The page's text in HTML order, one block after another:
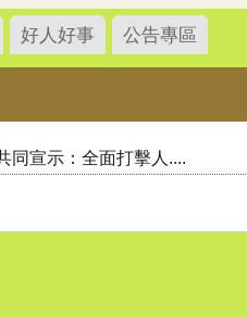
好人好事 公告專區
同宣示：全面打擊人....